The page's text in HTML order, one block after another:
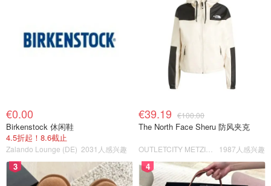
€0.00
Birkenstock 休闲鞋
4.5折起！8.6截止
Zalando Lounge (DE) 2031人感兴趣
€39.19 €100.00
The North Face Sheru 防风夹克
1987人感兴趣
3 4